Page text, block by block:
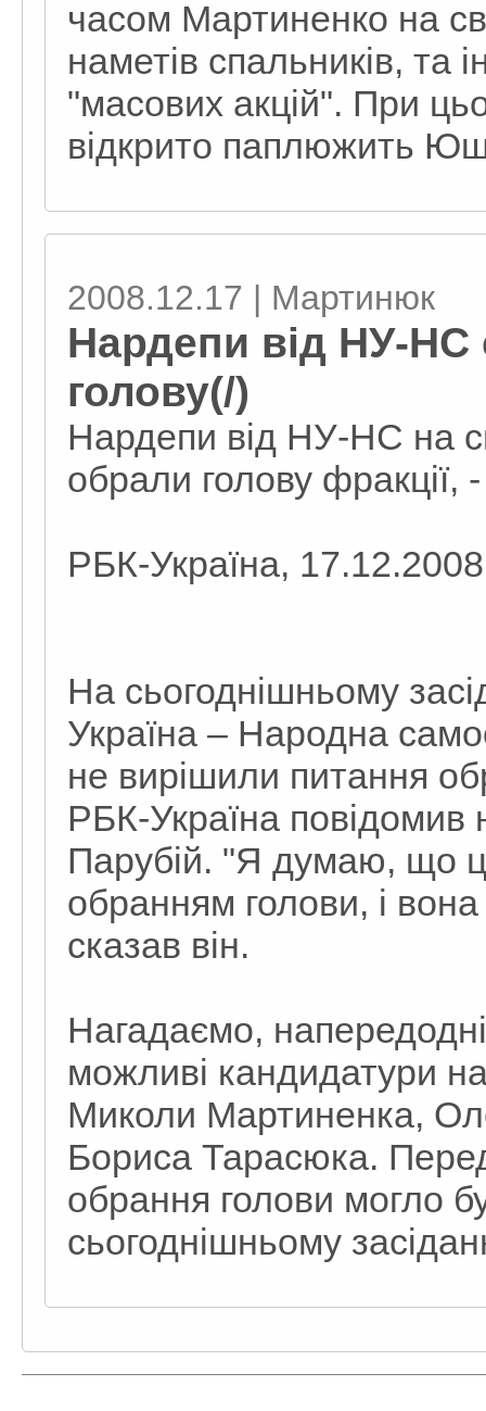
часом Мартиненко на
наметів спальників, та
"масових акцій". При
відкрито паплюжить
2008.12.17 | Мартинюк
Нардепи від НУ-НС
голову(/)
Нардепи від НУ-НС на
обрали голову фракції,
РБК-Україна,
На сьогоднішньому
Україна – Народна
не вирішили питання
РБК-Україна
Парубій. "Я думаю, що
обранням голови, і
сказав він.
Нагадаємо,
можливі кандидатури
Миколи Мартиненка,
Бориса Тарасюка.
обрання голови могло
сьогоднішньому